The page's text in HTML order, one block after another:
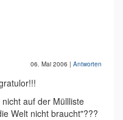
06. Mai 2006 | Antworten
auf der Müllliste
Welt nicht braucht"???